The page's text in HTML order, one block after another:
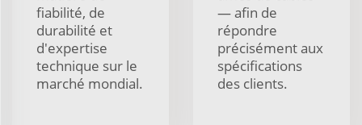
fiabilité, de
durabilité et
d'expertise
technique sur le
marché mondial.
— afin de
répondre
précisément aux
spécifications
des clients.